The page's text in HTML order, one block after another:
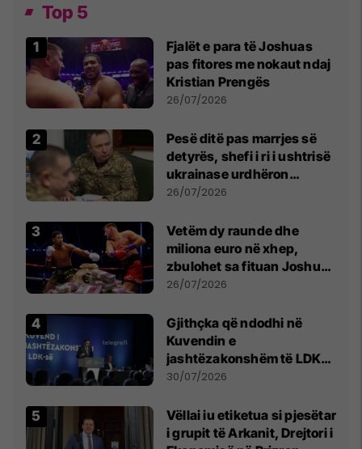
Top 5
Fjalët e para të Joshuas
pas fitores me nokaut ndaj
Kristian Prengës
26/07/2026
Pesë ditë pas marrjes së
detyrës, shefi i ri i ushtrisë
ukrainase urdhëron
kontroll të madh
26/07/2026
Vetëm dy raunde dhe
miliona euro në xhep,
zbulohet sa fituan Joshua
e Prenga
26/07/2026
Gjithçka që ndodhi në
Kuvendin e
jashtëzakonshëm të LDK-
së
30/07/2026
Vëllai iu etiketua si pjesëtar
i grupit të Arkanit, Drejtori i